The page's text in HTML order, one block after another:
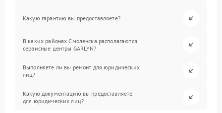
Какую гарантию вы предоставляете?
В каких районах Смоленска располагаются
сервисные центры GARLYN?
Выполняете ли вы ремонт для юридических
лиц?
Какую документацию вы предоставляете
для юридических лиц?